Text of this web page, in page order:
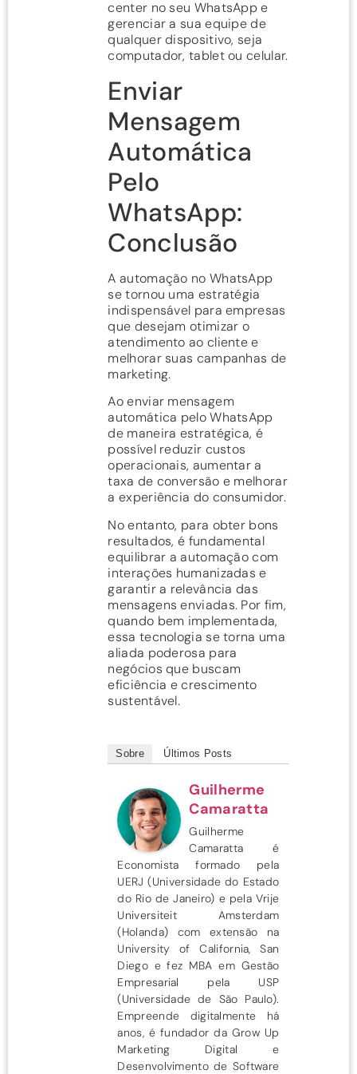
center no seu WhatsApp e
gerenciar a sua equipe de
qualquer dispositivo, seja
computador, tablet ou celular.
Enviar
Mensagem
Automática
Pelo
WhatsApp:
Conclusão
A automação no WhatsApp
se tornou uma estratégia
indispensável para empresas
que desejam otimizar o
atendimento ao cliente e
melhorar suas campanhas de
marketing.
Ao enviar mensagem
automática pelo WhatsApp
de maneira estratégica, é
possível reduzir custos
operacionais, aumentar a
taxa de conversão e melhorar
a experiência do consumidor.
No entanto, para obter bons
resultados, é fundamental
equilibrar a automação com
interações humanizadas e
garantir a relevância das
mensagens enviadas. Por fim,
quando bem implementada,
essa tecnologia se torna uma
aliada poderosa para
negócios que buscam
eficiência e crescimento
sustentável.
Sobre Últimos Posts
Guilherme
Camaratta
Guilherme
Camaratta é
Economista formado pela
UERJ (Universidade do Estado
do Rio de Janeiro) e pela Vrije
Universiteit Amsterdam
(Holanda) com extensão na
University of California, San
Diego e fez MBA em Gestão
Empresarial pela USP
(Universidade de São Paulo).
Empreende digitalmente há
anos, é fundador da Grow Up
Marketing Digital e
Desenvolvimento de Software